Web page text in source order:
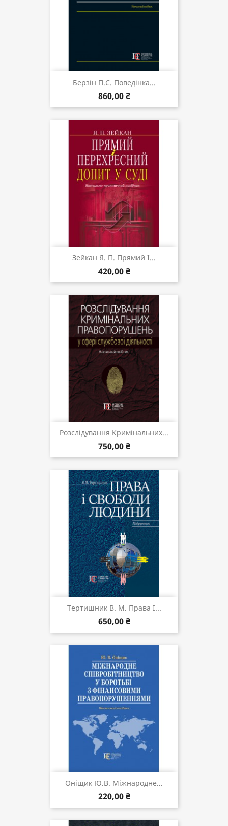
Берзін П.С. Поведінка...
860,00 ₴
Зейкан Я. П. Прямий І...
420,00 ₴
Розслідування Кримінальних...
750,00 ₴
Тертишник В. М. Права І...
650,00 ₴
Оніщик Ю.В. Міжнародне...
220,00 ₴